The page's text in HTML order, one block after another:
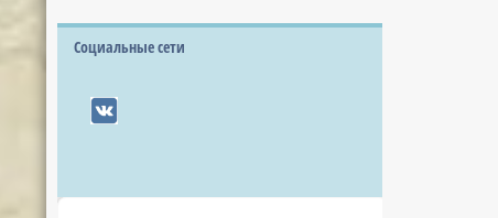
Социальные сети